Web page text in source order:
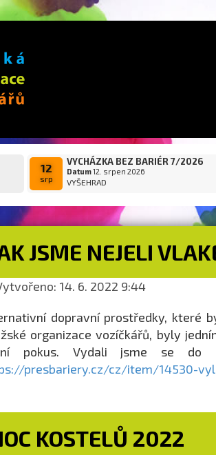
12
srp
VYCHÁZKA BEZ BARIÉR 7/2026
Datum12. srpen 2026
VYŠEHRAD
JSME NEJELI
14. 6. 2022 9:44
dopravní prostředky, které
organizace vozíčkářů, byly
pokus. Vydali jsme se do
presbariery.cz/cz/item/14530-
KOSTELŮ 2022